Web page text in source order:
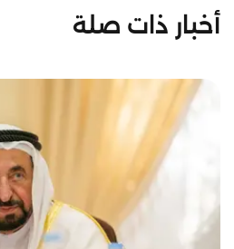
أخبار ذات صلة